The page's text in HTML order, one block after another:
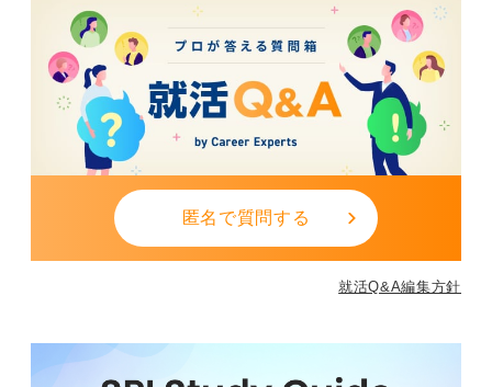
匿名で質問する
就活Q&A編集方針